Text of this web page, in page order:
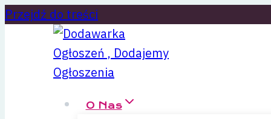
Przejdź do treści
O Nas